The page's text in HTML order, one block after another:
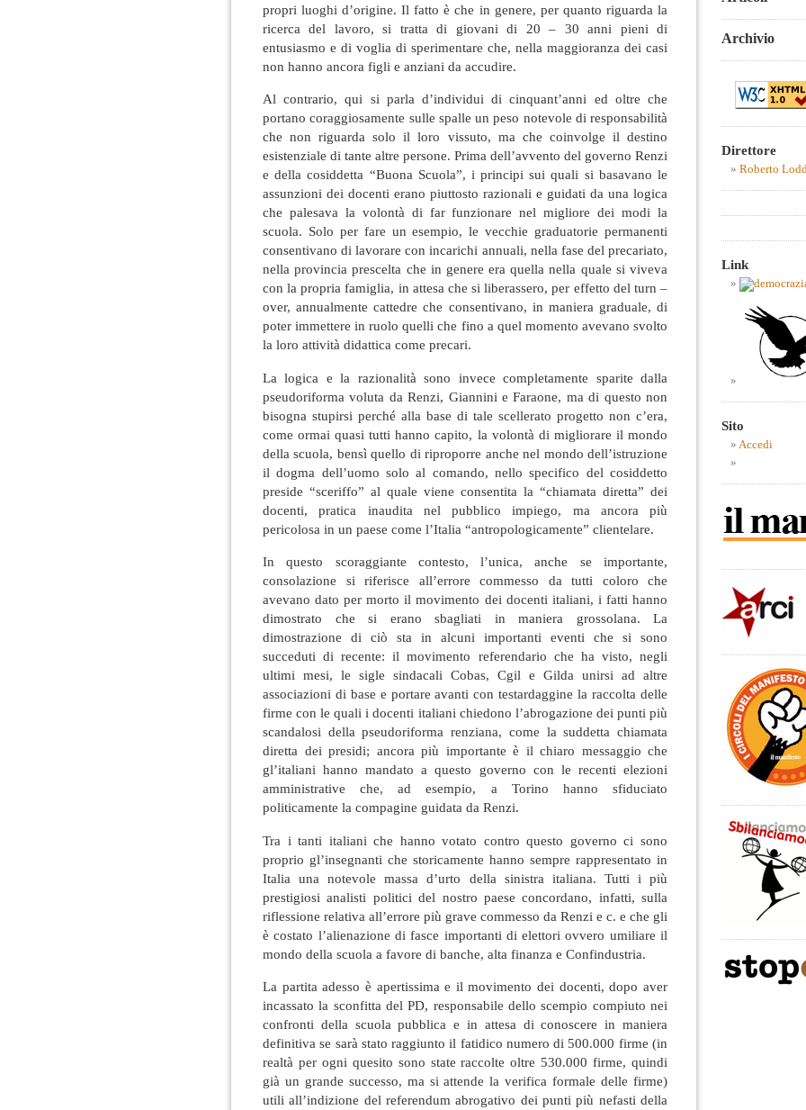
propri luoghi d’origine. Il fatto è che in genere, per quanto riguarda la
ricerca del lavoro, si tratta di giovani di 20 – 30 anni pieni di
entusiasmo e di voglia di sperimentare che, nella maggioranza dei casi
non hanno ancora figli e anziani da accudire.
Al contrario, qui si parla d’individui di cinquant’anni ed oltre che
portano coraggiosamente sulle spalle un peso notevole di responsabilità
che non riguarda solo il loro vissuto, ma che coinvolge il destino
esistenziale di tante altre persone. Prima dell’avvento del governo Renzi
e della cosiddetta “Buona Scuola”, i principi sui quali si basavano le
assunzioni dei docenti erano piuttosto razionali e guidati da una logica
che palesava la volontà di far funzionare nel migliore dei modi la
scuola. Solo per fare un esempio, le vecchie graduatorie permanenti
consentivano di lavorare con incarichi annuali, nella fase del precariato,
nella provincia prescelta che in genere era quella nella quale si viveva
con la propria famiglia, in attesa che si liberassero, per effetto del turn –
over, annualmente cattedre che consentivano, in maniera graduale, di
poter immettere in ruolo quelli che fino a quel momento avevano svolto
la loro attività didattica come precari.
La logica e la razionalità sono invece completamente sparite dalla
pseudoriforma voluta da Renzi, Giannini e Faraone, ma di questo non
bisogna stupirsi perché alla base di tale scellerato progetto non c’era,
come ormai quasi tutti hanno capito, la volontà di migliorare il mondo
della scuola, bensì quello di riproporre anche nel mondo dell’istruzione
il dogma dell’uomo solo al comando, nello specifico del cosiddetto
preside “sceriffo” al quale viene consentita la “chiamata diretta” dei
docenti, pratica inaudita nel pubblico impiego, ma ancora più
pericolosa in un paese come l’Italia “antropologicamente” clientelare.
In questo scoraggiante contesto, l’unica, anche se importante,
consolazione si riferisce all’errore commesso da tutti coloro che
avevano dato per morto il movimento dei docenti italiani, i fatti hanno
dimostrato che si erano sbagliati in maniera grossolana. La
dimostrazione di ciò sta in alcuni importanti eventi che si sono
succeduti di recente: il movimento referendario che ha visto, negli
ultimi mesi, le sigle sindacali Cobas, Cgil e Gilda unirsi ad altre
associazioni di base e portare avanti con testardaggine la raccolta delle
firme con le quali i docenti italiani chiedono l’abrogazione dei punti più
scandalosi della pseudoriforma renziana, come la suddetta chiamata
diretta dei presidi; ancora più importante è il chiaro messaggio che
gl’italiani hanno mandato a questo governo con le recenti elezioni
amministrative che, ad esempio, a Torino hanno sfiduciato
politicamente la compagine guidata da Renzi.
Tra i tanti italiani che hanno votato contro questo governo ci sono
proprio gl’insegnanti che storicamente hanno sempre rappresentato in
Italia una notevole massa d’urto della sinistra italiana. Tutti i più
prestigiosi analisti politici del nostro paese concordano, infatti, sulla
riflessione relativa all’errore più grave commesso da Renzi e c. e che gli
è costato l’alienazione di fasce importanti di elettori ovvero umiliare il
mondo della scuola a favore di banche, alta finanza e Confindustria.
La partita adesso è apertissima e il movimento dei docenti, dopo aver
incassato la sconfitta del PD, responsabile dello scempio compiuto nei
confronti della scuola pubblica e in attesa di conoscere in maniera
definitiva se sarà stato raggiunto il fatidico numero di 500.000 firme (in
realtà per ogni quesito sono state raccolte oltre 530.000 firme, quindi
già un grande successo, ma si attende la verifica formale delle firme)
utili all’indizione del referendum abrogativo dei punti più nefasti della
Archivio
Direttore
Roberto
Link
Sito
Accedi